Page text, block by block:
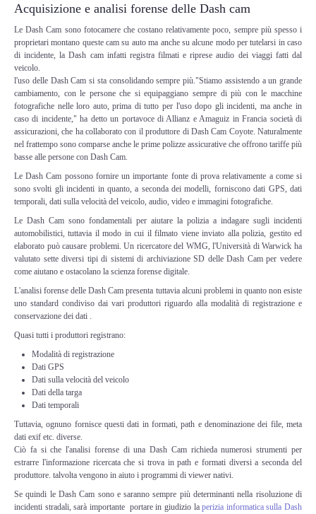
Indagini Smartphone,Tablet
Copia/Acquisizione Forense
Bonifiche Digitali
Forensics Readiness
Copia/Acquisizione Forense Web
Indagini persone scomparse
Remote Digital Forensics
Acquisizione Forense remota
Sblocco PIN Smartphone
Recupero dati
CYBER SECURITY
Acquisizione e analisi forense delle Dash cam
LeDash Cam sono fotocamere che costano relativamente poco, sempre più spesso i
proprietari montano queste cam su auto ma anche su alcune modo per tutelarsi in caso
di incidente, la Dash cam infatti registra filmati e riprese audio dei viaggi fatti dal
veicolo.
l'uso delle Dash Cam si sta consolidando sempre più."Stiamo assistendo a un grande
cambiamento, con le persone che si equipaggiano sempre di più con le macchine
fotografiche nelle loro auto, prima di tutto per l'uso dopo gli incidenti, ma anche in
caso di incidente," ha detto un portavoce di Allianz e Amaguiz in Francia società di
assicurazioni, che ha collaborato con il produttore di Dash Cam Coyote. Naturalmente
nel frattempo sono comparse anche le prime polizze assicurative che offrono tariffe più
basse alle persone con Dash Cam
LeDash Cam possono fornire un importante fonte di prova relativamente a come si
sono svolti gli incidenti in quanto, a seconda dei modelli, forniscono dati GPS, dati
temporali, dati sulla velocità del veicolo, audio, video e immagini fotografiche.
Le Dash Cam sono fondamentali per aiutare la polizia a indagare sugli incidenti
automobilistici, tuttavia il modo in cui il filmato viene inviato alla polizia, gestito ed
elaborato può causare problemi. Un ricercatore del WMG, l'Università di Warwick ha
valutato sette diversi tipi di sistemi di archiviazione SD delleDash Camper vedere
come aiutano e ostacolano la scienza forense digitale.
L'analisi forense delleDash Cam presenta tuttavia alcuni problemi in quanto non esiste
uno standard condiviso dai vari produttori riguardo alla modalità di registrazione e
conservazione dei dati .
Quasi tutti i produttori registrano:
Modalità di registrazione
Dati GPS
Dati sulla velocità del veicolo
Dati della targa
Dati temporali
Tuttavia, ognuno fornisce questi dati in formati, path e denominazione dei file, meta
dati exif etc. diverse.
Ciò fa si che l'analisi forense di unaDash Camrichieda numerosi strumenti per
estrarre l'informazione ricercata che si trova in path e formati diversi a seconda del
produttore. talvolta vengono in aiuto i programmi di viewer nativi.
Se quindi le Dash Cam sono e saranno sempre più determinanti nella risoluzione di
incidenti stradali, sarà importante portare in giudizio laperizia informatica sulla Dash